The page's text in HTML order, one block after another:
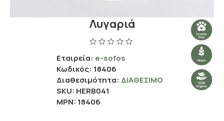
Λυγαριά
Εταιρεία: e-sofos
Κωδικός: 18406
Διαθεσιμότητα: ΔΙΑΘΈΣΙΜΟ
SKU: HERB041
MPN: 18406